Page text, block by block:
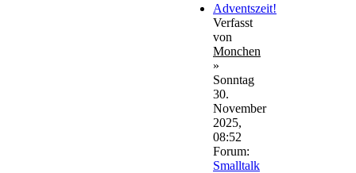
Adventszeit!
Verfasst
von
Monchen
»
Sonntag
30.
November
2025,
08:52
Forum:
Smalltalk